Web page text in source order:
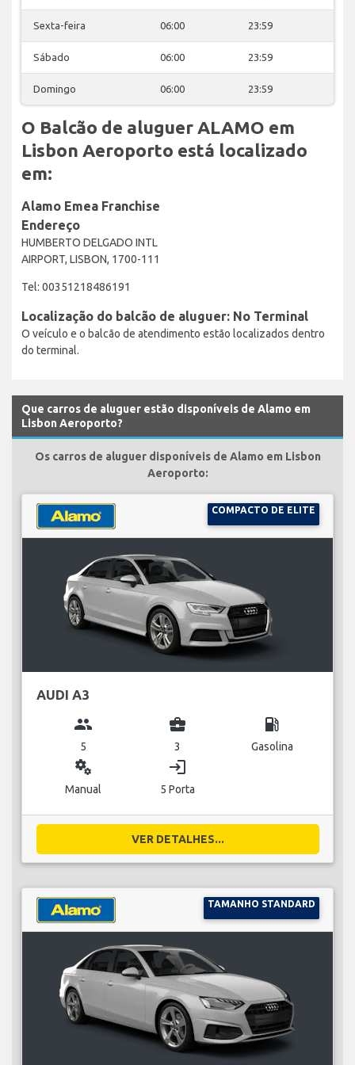
Sexta-feira 06:00 23:59
Sábado 06:00 23:59
Domingo 06:00 23:59
O Balcão de aluguer ALAMO em
Lisbon Aeroporto está localizado
em:
Alamo Emea Franchise
Endereço
HUMBERTO DELGADO INTL
AIRPORT, LISBON, 1700-111
Tel: 00351218486191
Localização do balcão de aluguer: No Terminal
O veículo e o balcão de atendimento estão localizados dentro
do terminal.
Que carros de aluguer estão disponíveis de Alamo em
Lisbon Aeroporto?
Os carros de aluguer disponíveis de Alamo em Lisbon
Aeroporto:
COMPACTO DE ELITE
AUDI A3
group
5
business_center
3
local_gas_station
Gasolina
miscellaneous_services
Manual
login
5 Porta
VER DETALHES...
TAMANHO STANDARD